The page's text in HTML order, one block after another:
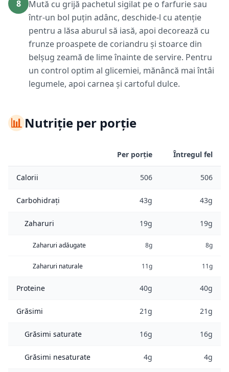
8
Mută cu grijă pachetul sigilat pe o farfurie sau
într-un bol puțin adânc, deschide-l cu atenție
pentru a lăsa aburul să iasă, apoi decorează cu
frunze proaspete de coriandru și stoarce din
belșug zeamă de lime înainte de servire. Pentru
un control optim al glicemiei, mănâncă mai întâi
legumele, apoi carnea și cartoful dulce.
📊Nutriție per porție
Per porție Întregul fel
Calorii 506 506
Carbohidrați 43g 43g
Zaharuri 19g 19g
Zaharuri adăugate 8g 8g
Zaharuri naturale 11g 11g
Proteine 40g 40g
Grăsimi 21g 21g
Grăsimi saturate 16g 16g
Grăsimi nesaturate 4g 4g